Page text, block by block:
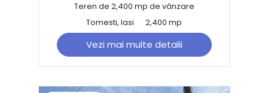
Teren de 2,400 mp de vânzare
Tomesti, Iasi
2,400 mp
Vezi mai multe detalii